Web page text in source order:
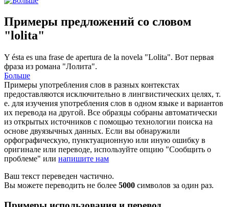
Примеры предложений со словом
"lolita"
Y ésta es una frase de apertura de la novela "Lolita". Вот первая
фраза из романа "Лолита".
Больше
Примеры употребления слов в разных контекстах
предоставляются исключительно в лингвистических целях, т.
е. для изучения употребления слов в одном языке и вариантов
их перевода на другой. Все образцы собраны автоматически
из открытых источников с помощью технологии поиска на
основе двуязычных данных. Если вы обнаружили
орфографическую, пунктуационную или иную ошибку в
оригинале или переводе, используйте опцию "Сообщить о
проблеме" или напишите нам
Ваш текст переведен частично.
Вы можете переводить не более 5000 символов за один раз.